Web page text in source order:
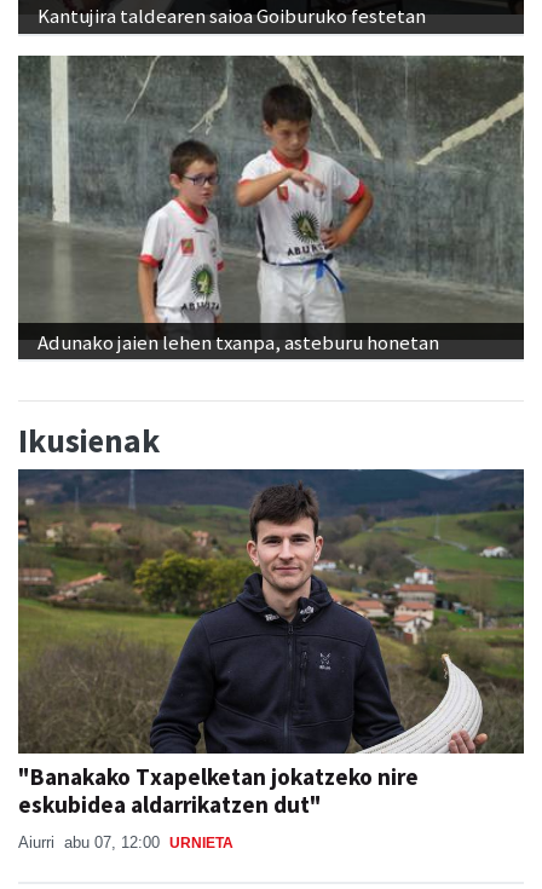
Kantujira taldearen saioa Goiburuko festetan
Adunako jaien lehen txanpa, asteburu honetan
Ikusienak
"Banakako Txapelketan jokatzeko nire
eskubidea aldarrikatzen dut"
Aiurri abu 07, 12:00 URNIETA